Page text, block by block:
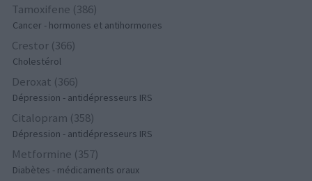
Tamoxifene (386)
Cancer - hormones et antihormones
Crestor (366)
Cholestérol
Deroxat (366)
Dépression - antidépresseurs IRS
Citalopram (358)
Dépression - antidépresseurs IRS
Metformine (357)
Diabètes - médicaments oraux